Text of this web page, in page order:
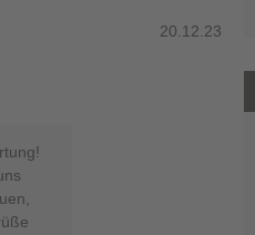
20.12.23